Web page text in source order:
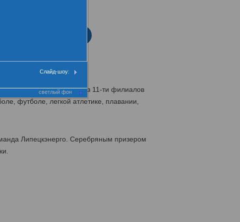
энергетиков из 11-ти филиалов
футболе, легкой атлетике, плавании,
Липецкэнерго. Серебряным призером
Слайд-шоу:
светлый фон